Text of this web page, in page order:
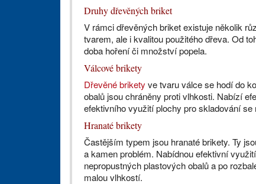
Druhy dřevěných briket
V rámci dřevěných briket existuje několik
tvarem, ale i kvalitou použitého dřeva. Od
doba hoření či množství popela.
Válcové brikety
Dřevěné brikety ve tvaru válce se hodí do
obalů jsou chráněny proti vlhkosti. Nabízí
efektivního využití plochy pro skladování
Hranaté brikety
Častějším typem jsou hranaté brikety. Ty
a kamen problém. Nabídnou efektivní
nepropustných plastových obalů a po
malou vlhkostí.